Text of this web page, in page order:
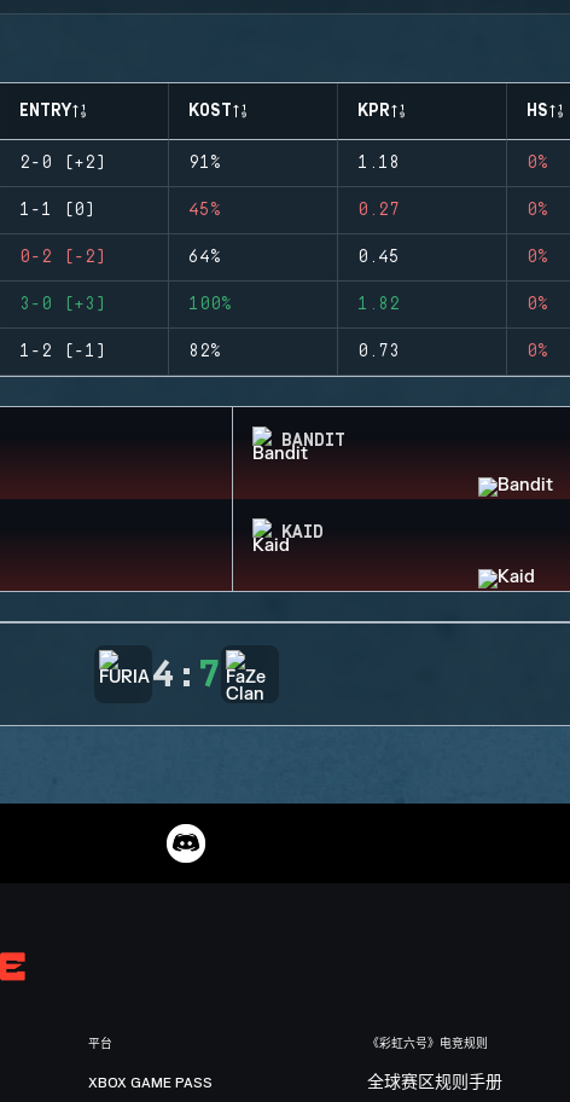
ENTRY KOST KPR HS
2-0 (+2) 91% 1.18 0%
1-1 (0) 45% 0.27 0%
0-2 (-2) 64% 0.45 0%
3-0 (+3) 100% 1.82 0%
1-2 (-1) 82% 0.73 0%
BANDIT
KAID
4 : 7
平台
XBOX GAME PASS
《彩虹六号》电竞规则
全球赛区规则手册